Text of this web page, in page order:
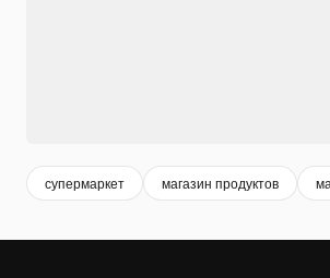
супермаркет магазин продуктов